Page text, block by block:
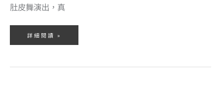
肚皮舞演出，真
詳細閱讀 »